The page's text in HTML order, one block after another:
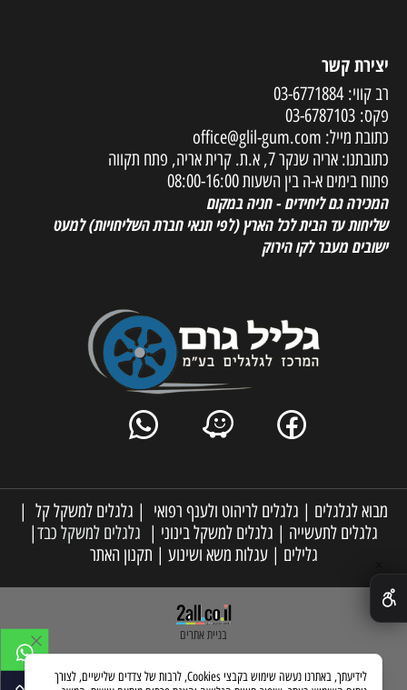
יצירת קשר
רב קווי:03-6771884
פקס: 03-6787103
כתובת מייל: office@glil-gum.com
כתובתנו: אריה שנקר 7, א.ת. קרית אריה, פתח תקווה
פתוח בימים א-ה בין השעות 08:00-16:00
המכירה גם ליחידים - חניה במקום
שליחות עד הבית לכל הארץ(לפי תנאי חברת השליחויות) למעט
ישובים מעבר לקו הירוק
מבוא לגלגלים | גלגלים לריהוט ולענף רפואי | גלגלים למשקל קל |
גלגלים לתעשייה | גלגלים למשקל בינוני | גלגלים למשקל כבד|
גלילים |עגלות משא ושינוע | תקנון האתר
בניית אתרים
לידיעתך, באתרנו נעשה שימוש בקבצי Cookies, לרבות של צדדים שלישיים, לצורך